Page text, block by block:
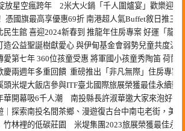
放星空瘋跨年 2米大火鍋「千人圍爐宴」歡樂迎新
憑國旗最高享優惠69折 南港超人氣Buffet敘日推三
生館 喜迎2024新春到 推龍年住房專案 好運「龍」
造公益聖誕樹獻愛心 與伊甸基金會弱勢兒童共度溫
愛第七年 360位孩童受惠 將軍國小孩童秀陶笛 荷蘭
慶兩週年多重回饋 重磅推出「非凡無際」住房專
米堤大飯店參與ITF臺北國際旅展榮獲最佳永續獎
華開幕吸6千人潮 南投縣長許淑華邀大家來泡好湯
｜探索南投名間茶鄉、漫遊復古台中南屯老街，美
竹林裡的低碳莊園 米堤集團2023旅展榮獲最佳永